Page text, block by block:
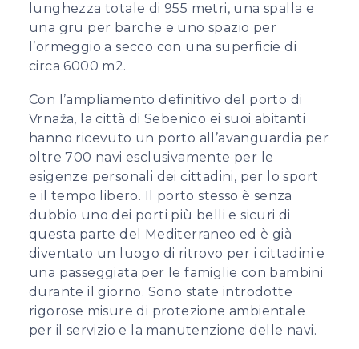
lunghezza totale di 955 metri, una spalla e
una gru per barche e uno spazio per
l’ormeggio a secco con una superficie di
circa 6000 m2.
Con l’ampliamento definitivo del porto di
Vrnaža, la città di Sebenico ei suoi abitanti
hanno ricevuto un porto all’avanguardia per
oltre 700 navi esclusivamente per le
esigenze personali dei cittadini, per lo sport
e il tempo libero. Il porto stesso è senza
dubbio uno dei porti più belli e sicuri di
questa parte del Mediterraneo ed è già
diventato un luogo di ritrovo per i cittadini e
una passeggiata per le famiglie con bambini
durante il giorno. Sono state introdotte
rigorose misure di protezione ambientale
per il servizio e la manutenzione delle navi.